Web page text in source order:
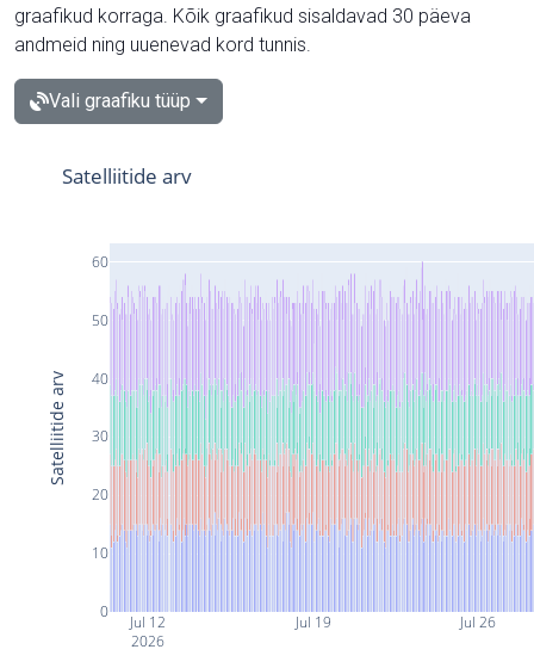
graafikud korraga. Kõik graafikud sisaldavad 30 päeva
andmeid ning uuenevad kord tunnis.
Vali graafiku tüüp
Jul 12
2026
Jul 19 Jul 26
0
10
20
30
40
50
60
Satelliitide arv
Satelliitide arv